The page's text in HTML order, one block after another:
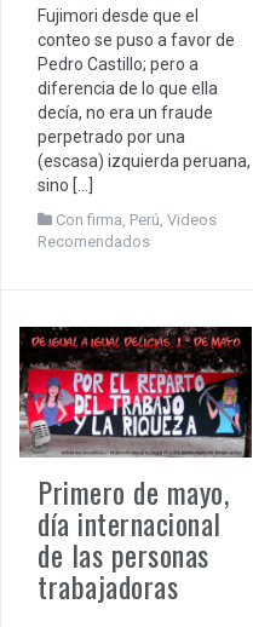
Fujimori desde que el
conteo se puso a favor de
Pedro Castillo; pero a
diferencia de lo que ella
decía, no era un fraude
perpetrado por una
(escasa) izquierda peruana,
sino […]
Con firma Perú Videos
Recomendados
Primero de mayo,
día internacional
de las personas
trabajadoras